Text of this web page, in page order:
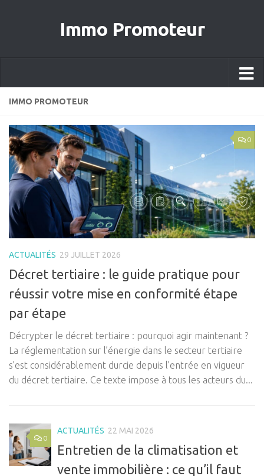
Immo Promoteur
IMMO PROMOTEUR
0
ACTUALITÉS 29 JUILLET 2026
Décret tertiaire : le guide pratique pour
réussir votre mise en conformité étape
par étape
Décrypter le décret tertiaire : pourquoi agir maintenant ?
La réglementation sur l’énergie dans le secteur tertiaire
s’est considérablement durcie depuis l’entrée en vigueur
du décret tertiaire. Ce texte impose à tous les acteurs du...
0
ACTUALITÉS 22 MAI 2026
Entretien de la climatisation et
vente immobilière : ce qu’il faut